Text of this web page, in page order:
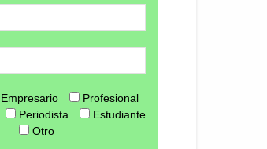
Empresario
Profesional
Periodista
Estudiante
Otro